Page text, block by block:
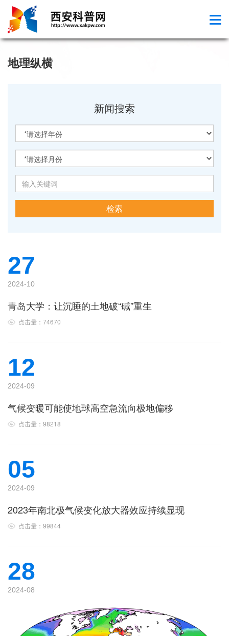
地理纵横
新闻搜索
27
2024-10
青岛大学：让沉睡的土地破“碱”重生
点击量：74670
12
2024-09
气候变暖可能使地球高空急流向极地偏移
点击量：98218
05
2024-09
2023年南北极气候变化放大器效应持续显现
点击量：99844
28
2024-08